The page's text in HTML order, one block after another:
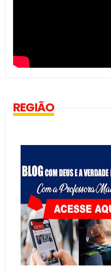
REGIÃO